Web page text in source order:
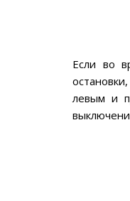
Если во
левым и